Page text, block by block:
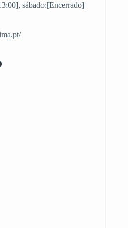
sábado:[Encerrado]